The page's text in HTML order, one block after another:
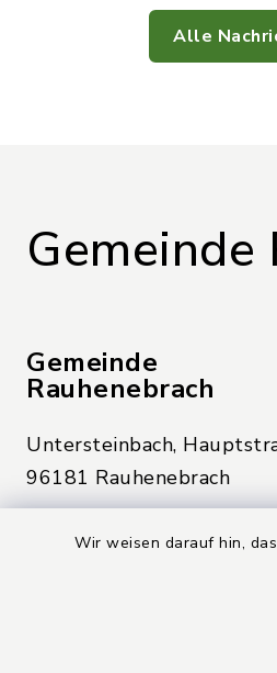
Wir weisen darauf hin,
Alle
Gemeinde
Gemeinde
Rauhenebrach
Untersteinbach,
96181 Rauhenebrach